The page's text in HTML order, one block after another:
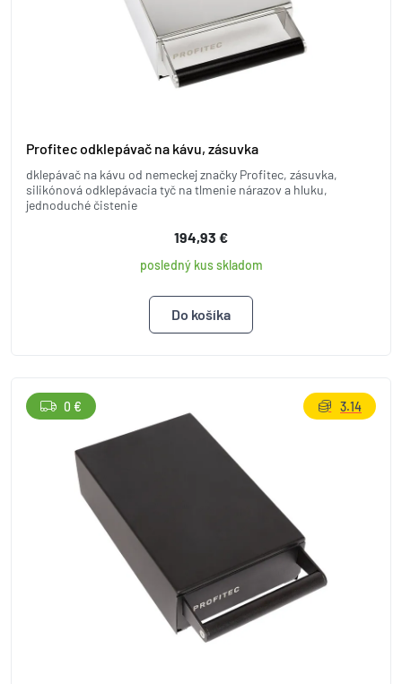
Profitec odklepávač na kávu, zásuvka
dklepávač na kávu od nemeckej značky Profitec, zásuvka,
silikónová odklepávacia tyč na tlmenie nárazov a hluku,
jednoduché čistenie
194,93 €
posledný kus skladom
0 € 3.14